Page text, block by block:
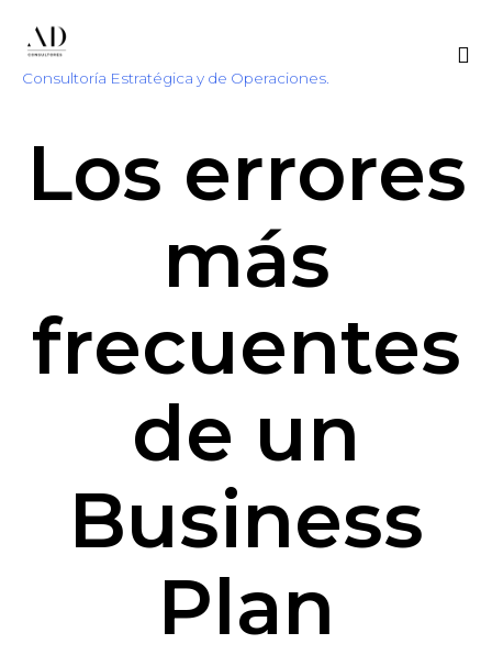
Consultoría Estratégica y de Operaciones.
Los errores
más
frecuentes
de un
Business
Plan